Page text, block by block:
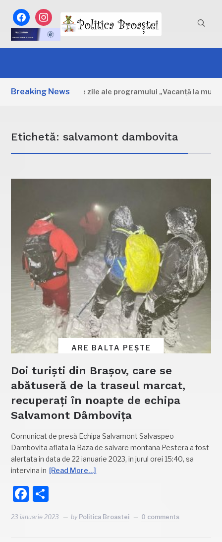
facebookinstagram
Breaking News
Dâmbovița: Primele zile ale programului „Vacanță la muzeu”
Etichetă:salvamont dambovita
ARE BALTA PEȘTE
Doi turiști din Brașov, care se
abătuseră de la traseul marcat,
recuperați în noapte de echipa
Salvamont Dâmbovița
Comunicat de presă Echipa Salvamont Salvaspeo
Dambovita aflata la Baza de salvare montana Pestera a fost
alertata in data de 22 ianuarie 2023, in jurul orei 15:40, sa
intervina in [Read More…]
Facebook
23 ianuarie 2023 by Politica Broastei 0 comments